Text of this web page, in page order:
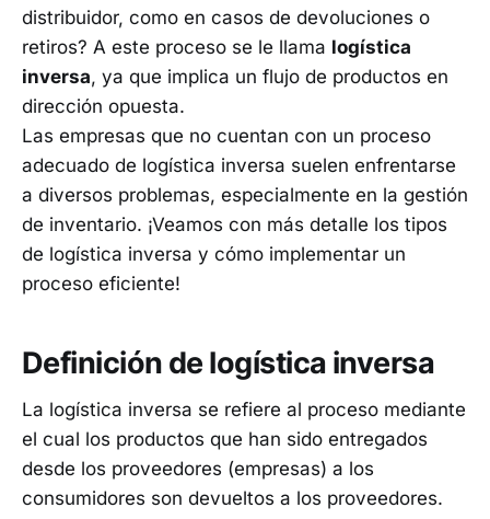
distribuidor, como en casos de devoluciones o
retiros? A este proceso se le llama logística
inversa, ya que implica un flujo de productos en
dirección opuesta.
Las empresas que no cuentan con un proceso
adecuado de logística inversa suelen enfrentarse
a diversos problemas, especialmente en la gestión
de inventario. ¡Veamos con más detalle los tipos
de logística inversa y cómo implementar un
proceso eficiente!
Definición de logística inversa
La logística inversa se refiere al proceso mediante
el cual los productos que han sido entregados
desde los proveedores (empresas) a los
consumidores son devueltos a los proveedores.